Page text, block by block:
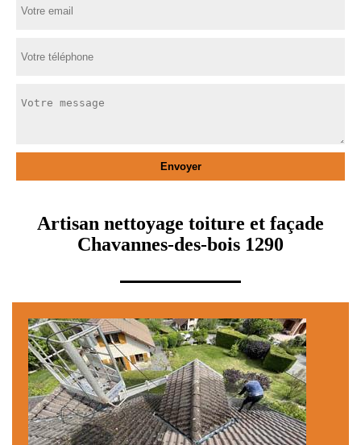
Artisan nettoyage toiture et façade
Chavannes-des-bois 1290